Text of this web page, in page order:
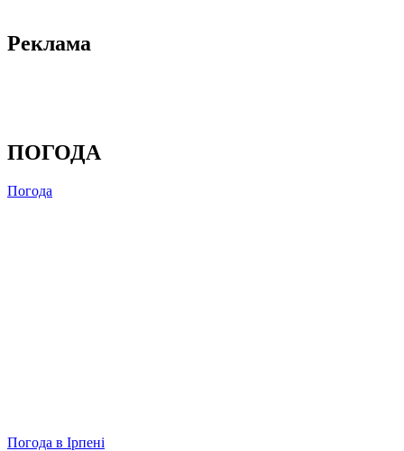
Реклама
ПОГОДА
Погода
Погода в Ірпені